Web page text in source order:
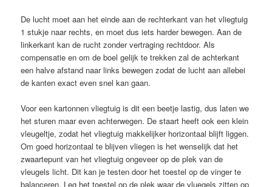
De lucht moet aan het einde aan de rechterkant van het vliegtuig
1 stukje naar rechts, en moet dus iets harder bewegen. Aan de
linkerkant kan de rucht zonder vertraging rechtdoor. Als
compensatie en om de boel gelijk te trekken zal de achterkant
een halve afstand naar links bewegen zodat de lucht aan allebei
de kanten exact even snel kan gaan.
Voor een kartonnen vliegtuig is dit een beetje lastig, dus laten we
het sturen maar even achterwegen. De staart heeft ook een klein
vleugeltje, zodat het vliegtuig makkelijker horizontaal blijft liggen.
Om goed horizontaal te blijven vliegen is het wenselijk dat het
zwaartepunt van het vliegtuig ongeveer op de plek van de
vleugels licht. Dit kan je testen door het toestel op de vinger te
balanceren. Leg het toestel op de plek waar de vluegels zitten op